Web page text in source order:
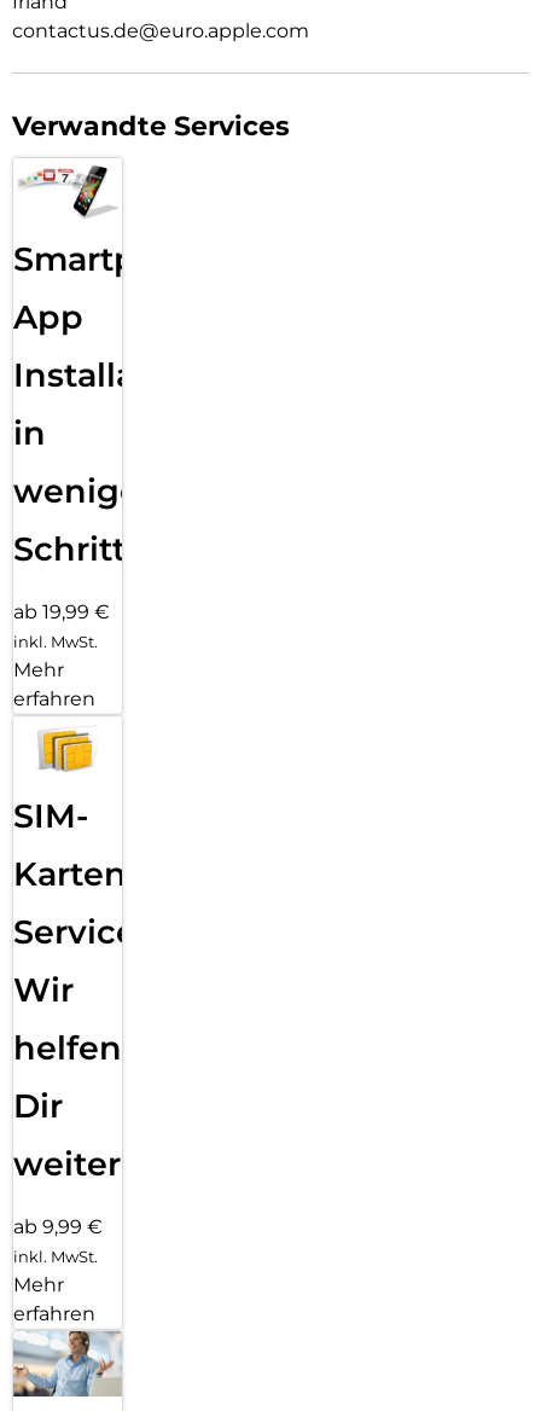
contactus.de@euro.apple.com
Verwandte Services
Smartphone
App
Installation
in
wenigen
Schritten
ab 19,99 €
inkl. MwSt.
Mehr
erfahren
SIM-
Karten
Service:
Wir
helfen
Dir
weiter
ab 9,99 €
inkl. MwSt.
Mehr
erfahren